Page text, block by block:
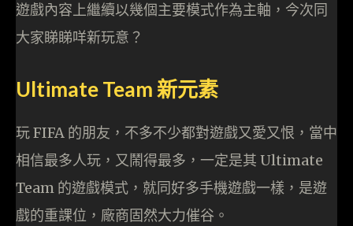
遊戲內容上繼續以幾個主要模式作為主軸，今次同
大家睇睇咩新玩意？
Ultimate Team 新元素
玩 FIFA 的朋友，不多不少都對遊戲又愛又恨，當中
相信最多人玩，又鬧得最多，一定是其 Ultimate
Team 的遊戲模式，就同好多手機遊戲一樣，是遊
戲的重課位，廠商固然大力催谷。